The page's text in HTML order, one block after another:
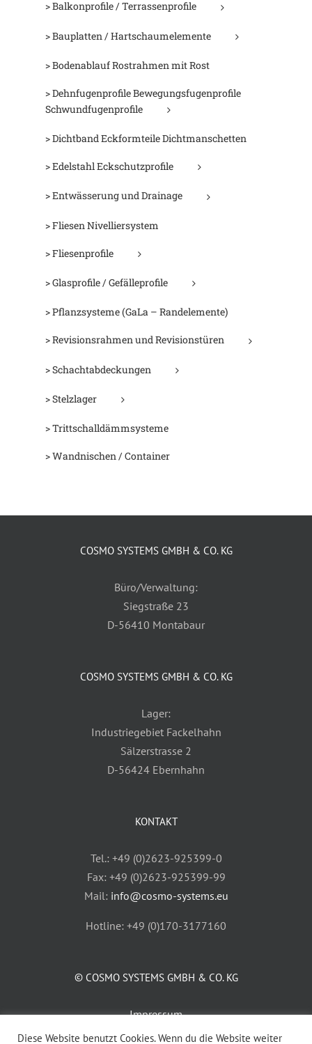
> Balkonprofile / Terrassenprofile
> Bauplatten / Hartschaumelemente
> Bodenablauf Rostrahmen mit Rost
> Dehnfugenprofile Bewegungsfugenprofile
Schwundfugenprofile
> Dichtband Eckformteile Dichtmanschetten
> Edelstahl Eckschutzprofile
> Entwässerung und Drainage
> Fliesen Nivelliersystem
> Fliesenprofile
> Glasprofile / Gefälleprofile
> Pflanzsysteme (GaLa – Randelemente)
> Revisionsrahmen und Revisionstüren
> Schachtabdeckungen
> Stelzlager
> Trittschalldämmsysteme
> Wandnischen / Container
COSMO SYSTEMS GMBH & CO. KG
Büro/Verwaltung:
Siegstraße 23
D-56410 Montabaur
COSMO SYSTEMS GMBH & CO. KG
Lager:
Industriegebiet Fackelhahn
Sälzerstrasse 2
D-56424 Ebernhahn
KONTAKT
Tel.: +49 (0)2623-925399-0
Fax: +49 (0)2623-925399-99
Mail: info@cosmo-systems.eu
Hotline: +49 (0)170-3177160
© COSMO SYSTEMS GMBH & CO. KG
Impressum
AGB
Diese Website benutzt Cookies. Wenn du die Website weiter